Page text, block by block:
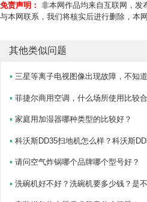
免责声明： 非本网作品均来自互联网，发
与本网联系，我们将核实后进行删除，本
其他类似问题
▪ 三星等离子电视图像出现故障，不知
▪ 菲捷尔商用空调，什么场所使用比较
▪ 家庭用加湿器哪种类型的比较好？
▪ 科沃斯DD35扫地机怎么样？科沃斯
▪ 请问空气炸锅哪个品牌哪个型号好？
▪ 洗碗机好不好？洗碗机要多少钱？是不是洗碗